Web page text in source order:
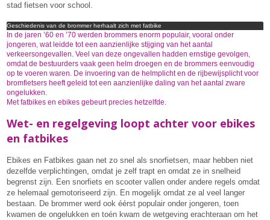
stad fietsen voor school.
Geschiedenis van de brommer herhaalt zich met fatbike
In de jaren ’60 en ’70 werden brommers enorm populair, vooral onder
jongeren, wat leidde tot een aanzienlijke stijging van het aantal
verkeersongevallen. Veel van deze ongevallen hadden ernstige gevolgen,
omdat de bestuurders vaak geen helm droegen en de brommers eenvoudig
op te voeren waren. De invoering van de helmplicht en de rijbewijsplicht voor
bromfietsers heeft geleid tot een aanzienlijke daling van het aantal zware
ongelukken.
Met fatbikes en ebikes gebeurt precies hetzelfde.
Wet- en regelgeving loopt achter voor ebikes
en fatbikes
Ebikes en Fatbikes gaan net zo snel als snorfietsen, maar hebben niet
dezelfde verplichtingen, omdat je zelf trapt en omdat ze in snelheid
begrenst zijn. Een snorfiets en scooter vallen onder andere regels omdat
ze helemaal gemotoriseerd zijn. En mogelijk omdat ze al veel langer
bestaan. De brommer werd ook éérst populair onder jongeren, toen
kwamen de ongelukken en toén kwam de wetgeving erachteraan om het